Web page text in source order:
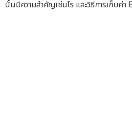
นั้นมีความสำคัญเช่นไร และวิธีการเก็บค่า